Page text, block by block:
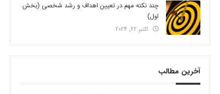
چند نکته مهم در تعیین اهداف و رشد شخصی (بخش
اول)
اکتبر 22, 2024
آخرین مطالب